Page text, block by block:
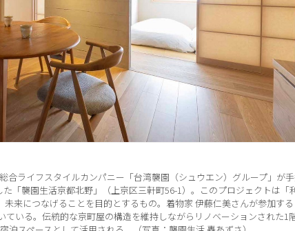
ライフスタイルカンパニー「台湾襲園（シュウエン）グループ」が
「襲園生活京都北野」（上京区三軒町56-1）。このプロジェクトは「
来につなげることを目的とするもの。着物家 伊藤仁美さんが参加する
いる。伝統的な京町屋の構造を維持しながらリノベーションされた1